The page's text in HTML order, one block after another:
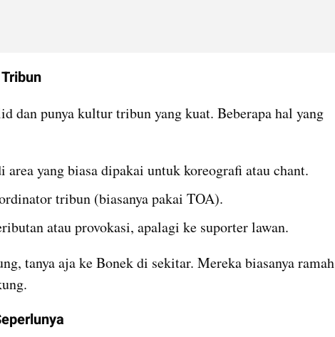
dan punya kultur tribun yang kuat. Beberapa hal yang
area yang biasa dipakai untuk koreografi atau chant.
tribun (biasanya pakai TOA).
atau provokasi, apalagi ke suporter lawan.
tanya aja ke Bonek di sekitar. Mereka biasanya ramah